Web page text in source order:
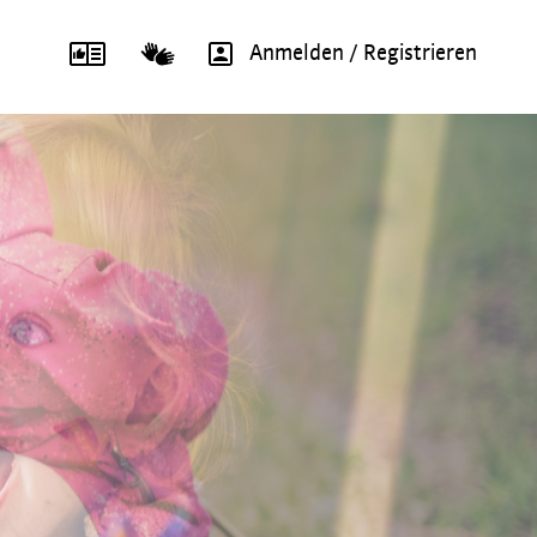
Anmelden / Registrieren